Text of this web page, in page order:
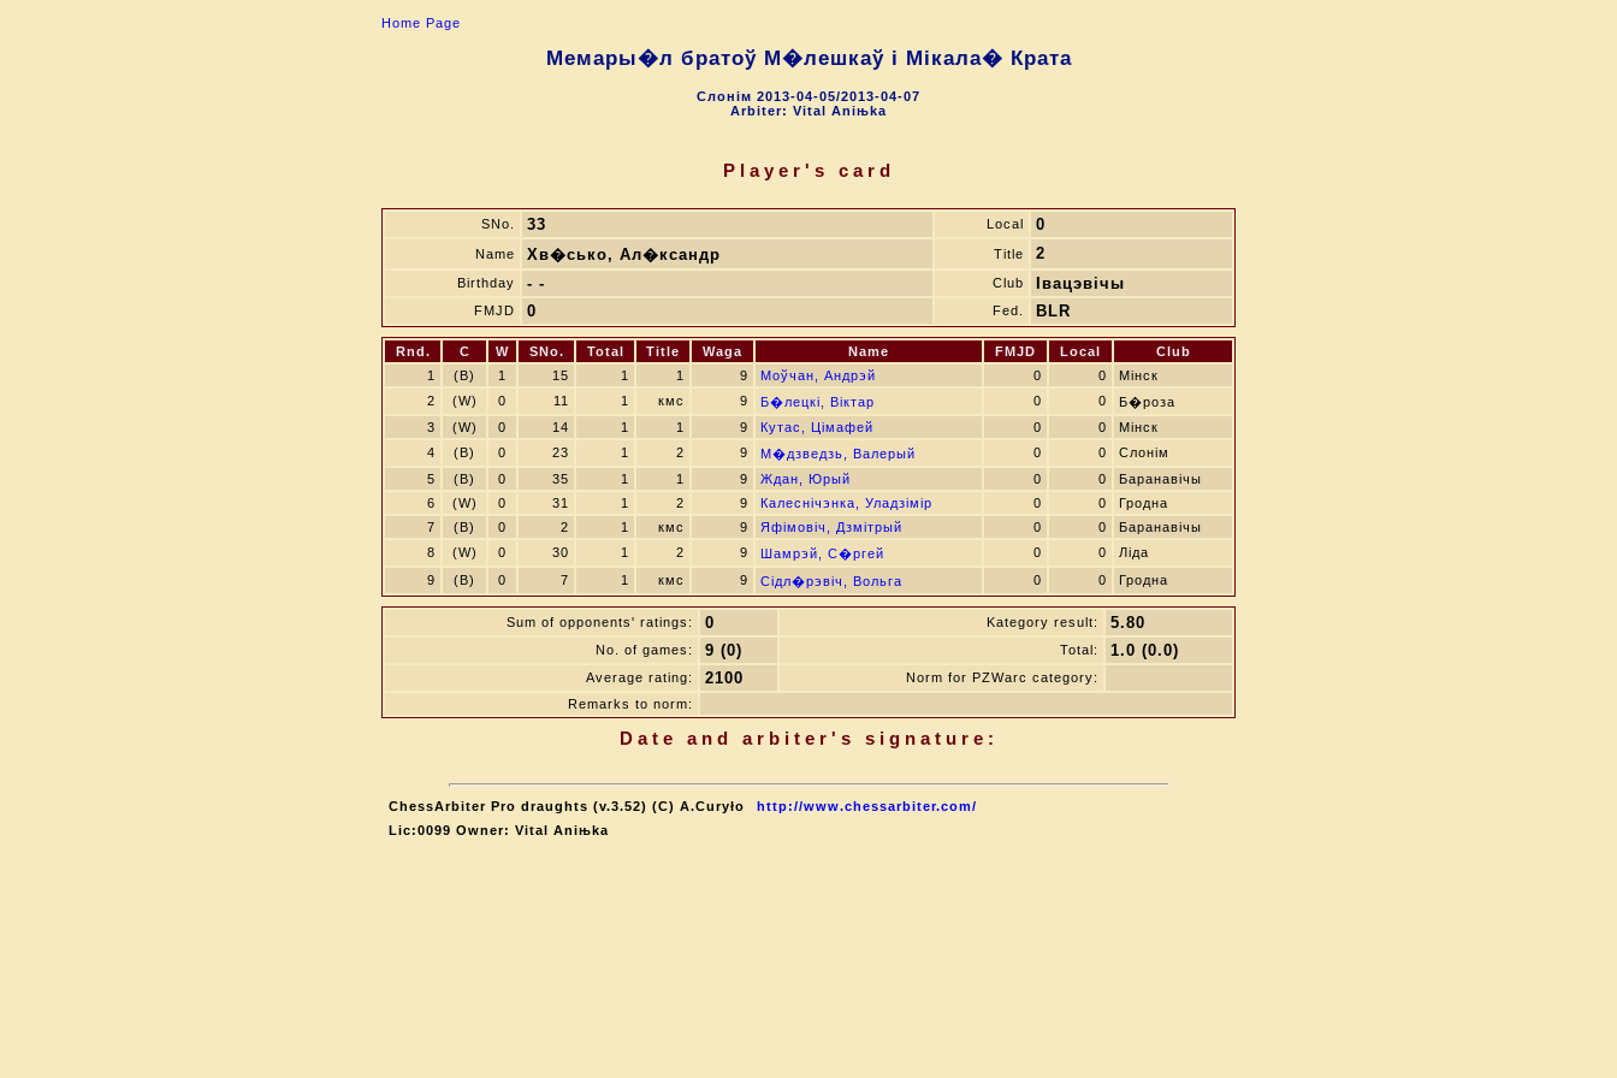
Home Page
Мемары�л братоў М�лешкаў i Мiкала� Крата
Слонiм 2013-04-05/2013-04-07
Arbiter: Vital Aniњka
Player's card
SNo. 33 Local 0
Name Хв�сько, Ал�ксандр Title 2
Birthday - - Club Івацэвічы
FMJD 0 Fed. BLR
Rnd. C W SNo. Total Title Waga Name FMJD Local
Club
1
(B) 1 15 1 1 9 Моўчан, Андрэй 0 0
Мінск
2
(W) 0 11 1 кмс 9 Б�лецкі, Віктар 0 0
Б�роза
3
(W) 0 14 1 1 9 Кутас, Цімафей 0 0
Мінск
4
(B) 0 23 1 2 9 М�дзведзь, Валерый 0 0
Слонім
5
(B) 0 35 1 1 9 Ждан, Юрый 0 0
Баранавічы
6
(W) 0 31 1 2 9 Калеснічэнка, Уладзімір 0 0
Гродна
7
(B) 0 2 1 кмс 9 Яфімовіч, Дзмітрый 0 0
Баранавічы
8
(W) 0 30 1 2 9 Шамрэй, С�ргей 0 0
Ліда
9
(B) 0 7 1 кмс 9 Сідл�рэвіч, Вольга 0 0 Гродна
Sum of opponents' ratings: 0 Kategory result: 5.80
No. of games: 9 (0) Total: 1.0 (0.0)
Average rating: 2100
Norm for PZWarc category:
Remarks to norm:
Date and arbiter's signature:
ChessArbiter Pro draughts (v.3.52) (C) A.Curyło
http://www.chessarbiter.com/
Lic:0099 Owner: Vital Aniњka